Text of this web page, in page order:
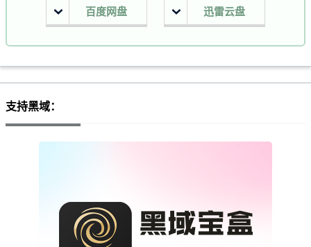
百度网盘 迅雷云盘
支持黑域：